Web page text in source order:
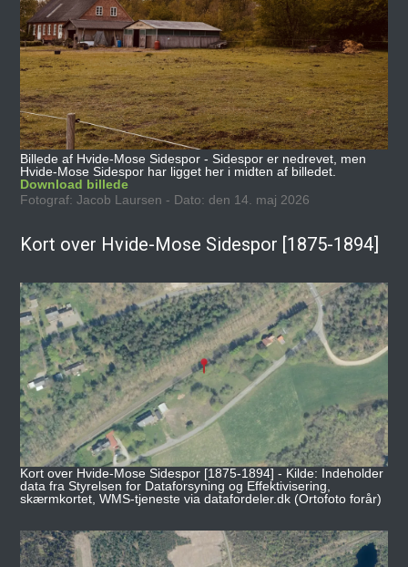
Billede af Hvide-Mose Sidespor - Sidespor er nedrevet, men
Hvide-Mose Sidespor har ligget her i midten af billedet.
Download billede
Fotograf: Jacob Laursen - Dato: den 14. maj 2026
Kort over Hvide-Mose Sidespor [1875-1894]
Kort over Hvide-Mose Sidespor [1875-1894] - Kilde: Indeholder
data fra Styrelsen for Dataforsyning og Effektivisering,
skærmkortet, WMS-tjeneste via datafordeler.dk (Ortofoto forår)